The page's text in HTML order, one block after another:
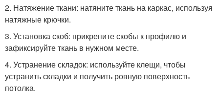
2. Натяжение ткани: натяните ткань на каркас, используя
натяжные крючки.
3. Установка скоб: прикрепите скобы к профилю и
зафиксируйте ткань в нужном месте.
4. Устранение складок: используйте клещи, чтобы
устранить складки и получить ровную поверхность
потолка.